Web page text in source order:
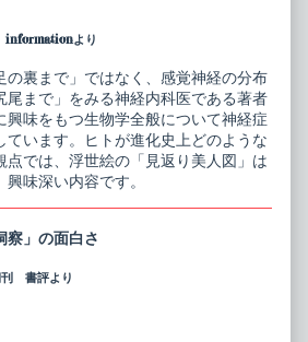
より
の裏まで」ではなく、感覚神経の分布
尾まで」をみる神経内科医である著者
興味をもつ生物学全般について神経症
ています。ヒトが進化史上どのような
点では、浮世絵の「見返り美人図」は
味深い内容です。
察」の面白さ
書評より